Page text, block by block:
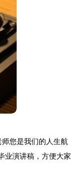
您是我们的人生航
业演讲稿，方便大家